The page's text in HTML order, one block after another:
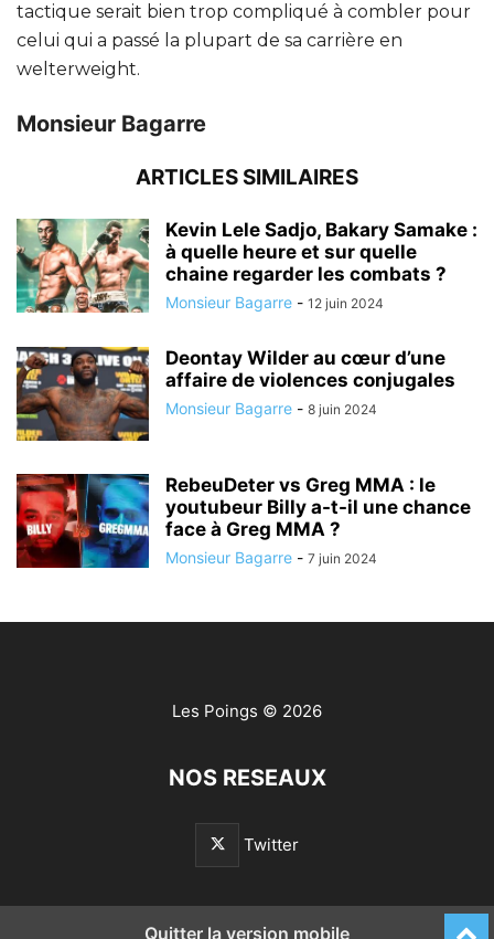
tactique serait bien trop compliqué à combler pour
celui qui a passé la plupart de sa carrière en
welterweight.
Monsieur Bagarre
ARTICLES SIMILAIRES
Kevin Lele Sadjo, Bakary Samake :
à quelle heure et sur quelle
chaine regarder les combats ?
Monsieur Bagarre - 12 juin 2024
Deontay Wilder au cœur d’une
affaire de violences conjugales
Monsieur Bagarre - 8 juin 2024
RebeuDeter vs Greg MMA : le
youtubeur Billy a-t-il une chance
face à Greg MMA ?
Monsieur Bagarre - 7 juin 2024
Les Poings © 2026
NOS RESEAUX
Twitter
Quitter la version mobile